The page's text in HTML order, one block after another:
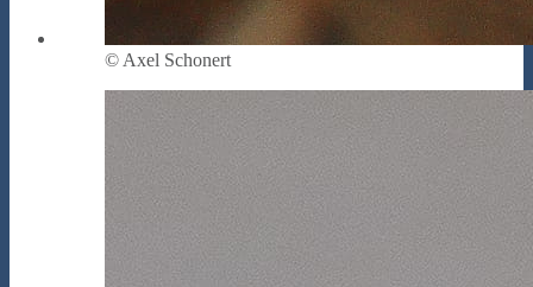
© Axel Schonert